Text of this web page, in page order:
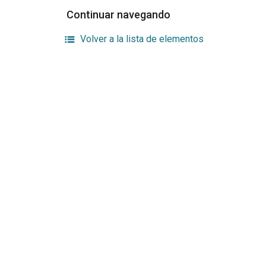
Continuar navegando
Volver a la lista de elementos